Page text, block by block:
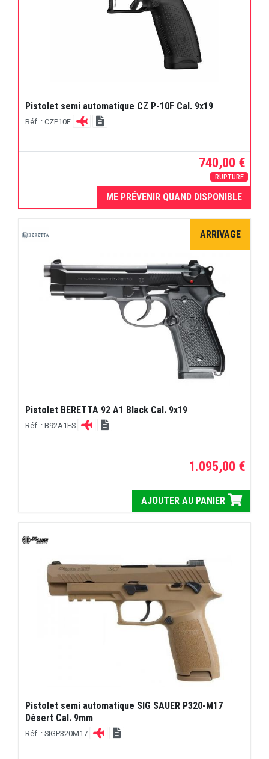
Pistolet semi automatique CZ P-10F Cal. 9x19
Réf. : CZP10F
740,00 €
RUPTURE
ME PRÉVENIR QUAND DISPONIBLE
ARRIVAGE
Pistolet BERETTA 92 A1 Black Cal. 9x19
Réf. : B92A1FS
1.095,00 €
AJOUTER AU PANIER
Pistolet semi automatique SIG SAUER P320-M17
Désert Cal. 9mm
Réf. : SIGP320M17